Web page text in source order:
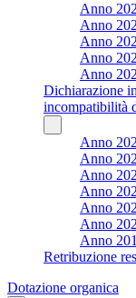
Anno
Anno
Anno
Anno
Anno
Dichiarazione
incompatibilità
Anno
Anno
Anno
Anno
Anno
Anno
Anno
Retribuzione
Dotazione organica